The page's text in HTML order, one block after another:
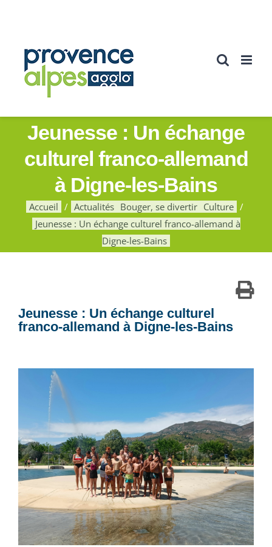
Jeunesse : Un échange
culturel franco-allemand
à Digne-les-Bains
Accueil Actualités Bouger, se divertir Culture
Jeunesse : Un échange culturel franco-allemand à
Digne-les-Bains
Jeunesse : Un échange culturel
franco-allemand à Digne-les-Bains